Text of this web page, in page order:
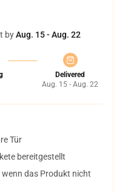
byAug. 15 - Aug. 22
Delivered
Aug. 15 - Aug. 22
Tür
bereitgestellt
das Produkt nicht